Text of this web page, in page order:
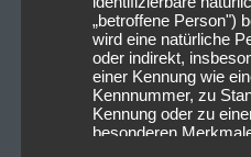
Weitere Fotos des Auftritts
„betroffene Person")
wird eine natürliche
oder indirekt,
einer Kennung wie
Kennnummer, zu
Kennung oder zu
besonderen